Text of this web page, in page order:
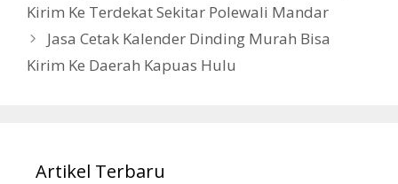
Kirim Ke Terdekat Sekitar Polewali Mandar
Jasa Cetak Kalender Dinding Murah Bisa
Kirim Ke Daerah Kapuas Hulu
Artikel Terbaru